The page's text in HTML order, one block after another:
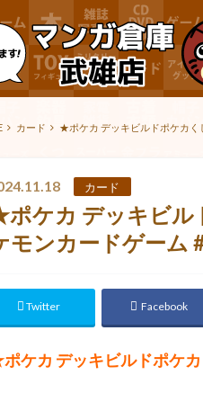
カード ★ポケカ デッキビルドポケカく
カード
ケカ デッキビル
モンカードゲーム
Twitter Facebook
ケカ デッキビルドポケ